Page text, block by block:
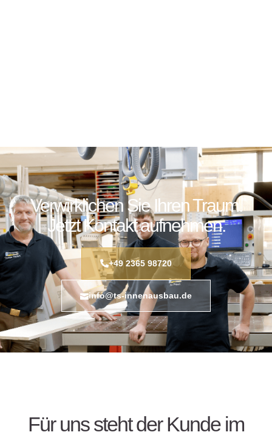
Verwirklichen Sie Ihren Traum.
Jetzt Kontakt aufnehmen.
+49 2365 98720
info@ts-innenausbau.de
Für uns steht der Kunde im